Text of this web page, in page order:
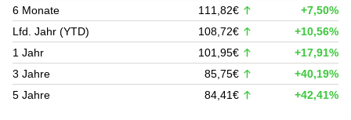
6 Monate
111,82€
+7,50%
Lfd. Jahr (YTD)
108,72€
+10,56%
1 Jahr
101,95€
+17,91%
3 Jahre
85,75€
+40,19%
5 Jahre
84,41€ +42,41%